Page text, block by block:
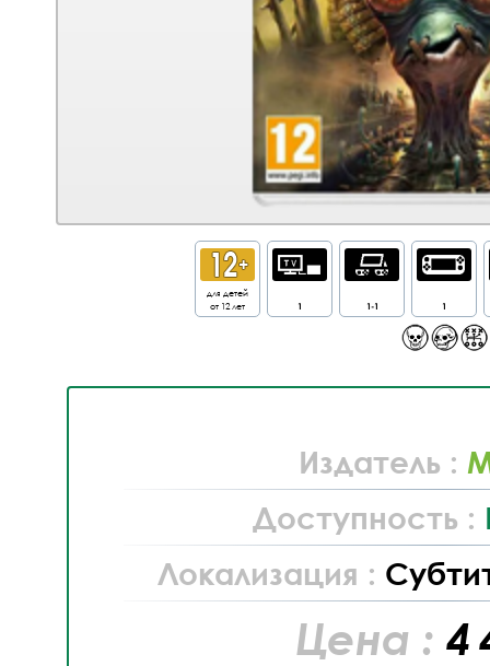
для детей
от 12 лет
1 1-1 1
Издатель :
Доступность :
Локализация :
Цена : 4